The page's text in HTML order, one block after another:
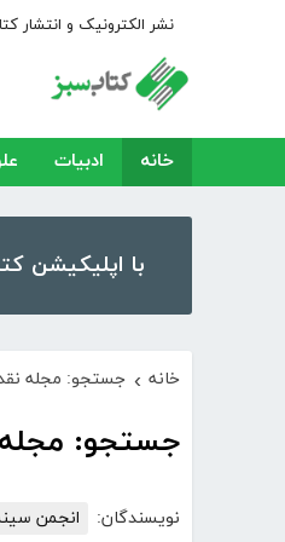
نشر الکترونیک و انتشار
خانه ادبیات
با اپلیکیشن کتابراه، بیش از ۵۰،۰۰۰ کتاب، کتاب
خانه › جستجو: مجله
جستجو: مجله
نویسندگان: انجمن